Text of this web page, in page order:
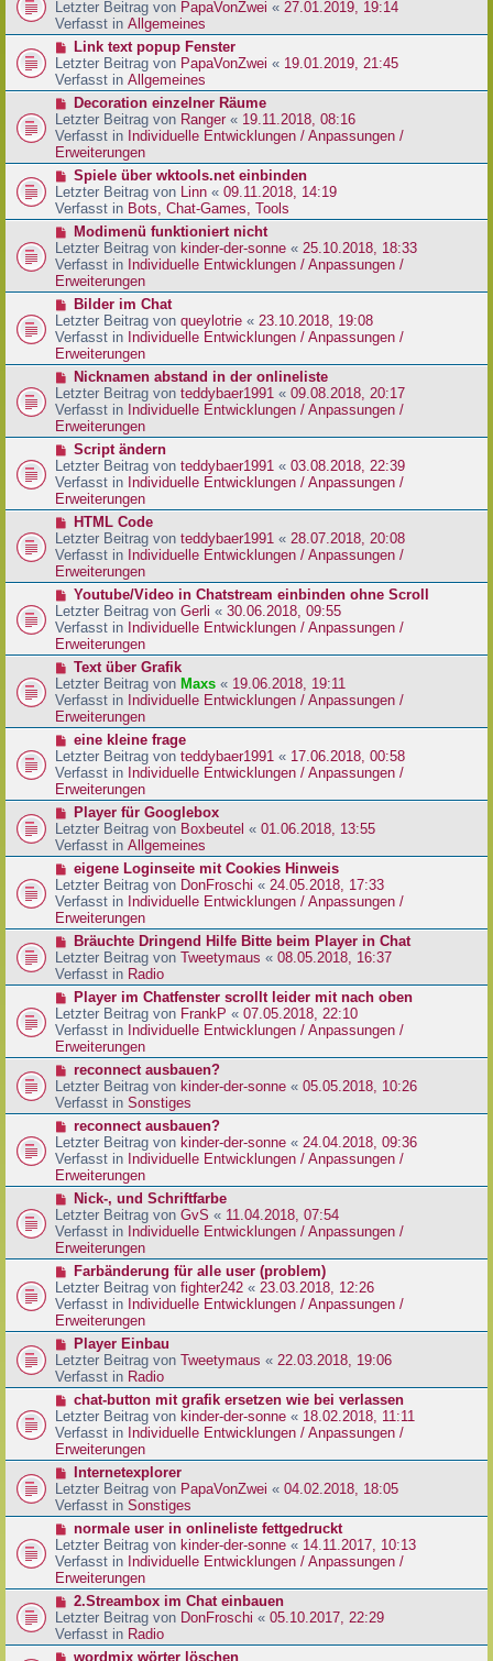
r
a
g
e
i
r
a
g
e
u
e
r
B
e
t
r
a
g
Letzter Beitrag von PapaVonZwei « 27.01.2019, 19:14
Verfasst in Allgemeines
N
e
u
e
r
B
e
i
r
a
g
Link text popup Fenster
Letzter Beitrag von PapaVonZwei « 19.01.2019, 21:45
Verfasst in Allgemeines
N
e
u
e
r
B
e
i
r
a
g
Decoration einzelner Räume
Letzter Beitrag von Ranger « 19.11.2018, 08:16
Verfasst in Individuelle Entwicklungen / Anpassungen /
Erweiterungen
N
e
u
e
r
B
e
i
r
a
g
Spiele über wktools.net einbinden
Letzter Beitrag von Linn « 09.11.2018, 14:19
Verfasst in Bots, Chat-Games, Tools
N
e
u
e
r
B
e
i
t
a
g
Modimenü funktioniert nicht
Letzter Beitrag von kinder-der-sonne « 25.10.2018, 18:33
Verfasst in Individuelle Entwicklungen / Anpassungen /
Erweiterungen
N
e
u
e
r
B
e
i
t
a
g
Bilder im Chat
Letzter Beitrag von queylotrie « 23.10.2018, 19:08
Verfasst in Individuelle Entwicklungen / Anpassungen /
Erweiterungen
N
e
u
e
r
B
e
i
t
a
g
Nicknamen abstand in der onlineliste
Letzter Beitrag von teddybaer1991 « 09.08.2018, 20:17
Verfasst in Individuelle Entwicklungen / Anpassungen /
Erweiterungen
N
e
u
e
r
B
e
i
t
a
g
Script ändern
Letzter Beitrag von teddybaer1991 « 03.08.2018, 22:39
Verfasst in Individuelle Entwicklungen / Anpassungen /
Erweiterungen
N
e
u
e
r
B
e
i
t
a
g
HTML Code
Letzter Beitrag von teddybaer1991 « 28.07.2018, 20:08
Verfasst in Individuelle Entwicklungen / Anpassungen /
Erweiterungen
N
e
u
e
r
B
e
i
t
a
g
Youtube/Video in Chatstream einbinden ohne Scroll
Letzter Beitrag von Gerli « 30.06.2018, 09:55
Verfasst in Individuelle Entwicklungen / Anpassungen /
Erweiterungen
N
e
u
e
r
B
e
i
t
a
g
Text über Grafik
Letzter Beitrag von Maxs « 19.06.2018, 19:11
Verfasst in Individuelle Entwicklungen / Anpassungen /
Erweiterungen
N
e
u
e
r
B
e
i
r
a
g
eine kleine frage
Letzter Beitrag von teddybaer1991 « 17.06.2018, 00:58
Verfasst in Individuelle Entwicklungen / Anpassungen /
Erweiterungen
N
e
u
e
r
B
e
i
r
a
g
Player für Googlebox
Letzter Beitrag von Boxbeutel « 01.06.2018, 13:55
Verfasst in Allgemeines
N
e
u
e
r
B
e
i
r
a
g
eigene Loginseite mit Cookies Hinweis
Letzter Beitrag von DonFroschi « 24.05.2018, 17:33
Verfasst in Individuelle Entwicklungen / Anpassungen /
Erweiterungen
N
e
u
e
r
B
e
i
r
a
g
Bräuchte Dringend Hilfe Bitte beim Player in Chat
Letzter Beitrag von Tweetymaus « 08.05.2018, 16:37
Verfasst in Radio
N
e
u
e
r
B
e
i
r
a
g
Player im Chatfenster scrollt leider mit nach oben
Letzter Beitrag von FrankP « 07.05.2018, 22:10
Verfasst in Individuelle Entwicklungen / Anpassungen /
Erweiterungen
N
e
u
e
r
B
e
i
r
a
g
reconnect ausbauen?
Letzter Beitrag von kinder-der-sonne « 05.05.2018, 10:26
Verfasst in Sonstiges
N
e
u
e
r
B
e
i
t
a
g
reconnect ausbauen?
Letzter Beitrag von kinder-der-sonne « 24.04.2018, 09:36
Verfasst in Individuelle Entwicklungen / Anpassungen /
Erweiterungen
N
e
u
e
r
B
e
i
t
a
g
Nick-, und Schriftfarbe
Letzter Beitrag von GvS « 11.04.2018, 07:54
Verfasst in Individuelle Entwicklungen / Anpassungen /
Erweiterungen
N
e
u
e
r
B
e
i
r
a
g
Farbänderung für alle user (problem)
Letzter Beitrag von fighter242 « 23.03.2018, 12:26
Verfasst in Individuelle Entwicklungen / Anpassungen /
Erweiterungen
N
e
u
e
r
B
e
i
r
a
g
Player Einbau
Letzter Beitrag von Tweetymaus « 22.03.2018, 19:06
Verfasst in Radio
N
e
u
e
r
B
e
i
r
a
g
chat-button mit grafik ersetzen wie bei verlassen
Letzter Beitrag von kinder-der-sonne « 18.02.2018, 11:11
Verfasst in Individuelle Entwicklungen / Anpassungen /
Erweiterungen
N
e
u
e
r
B
e
i
r
a
g
Internetexplorer
Letzter Beitrag von PapaVonZwei « 04.02.2018, 18:05
Verfasst in Sonstiges
N
e
u
e
r
B
e
i
normale user in onlineliste fettgedruckt
Letzter Beitrag von kinder-der-sonne « 14.11.2017, 10:13
Verfasst in Individuelle Entwicklungen / Anpassungen /
Erweiterungen
N
e
u
e
2.Streambox im Chat einbauen
Letzter Beitrag von DonFroschi « 05.10.2017, 22:29
Verfasst in Radio
Nwordmix wörter löschen